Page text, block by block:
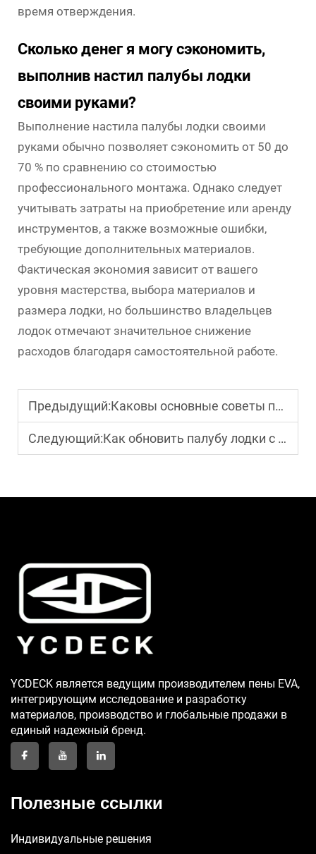
время отверждения.
Сколько денег я могу сэкономить,
выполнив настил палубы лодки
своими руками?
Выполнение настила палубы лодки своими
руками обычно позволяет сэкономить от 50 до
70 % по сравнению со стоимостью
профессионального монтажа. Однако следует
учитывать затраты на приобретение или аренду
инструментов, а также возможные ошибки,
требующие дополнительных материалов.
Фактическая экономия зависит от вашего
уровня мастерства, выбора материалов и
размера лодки, но большинство владельцев
лодок отмечают значительное снижение
расходов благодаря самостоятельной работе.
Предыдущий:Каковы основные советы по обеспечению долговечности самостоятельного ухода за палубой лодки?
Следующий:Как обновить палубу лодки с помощью наборов из ЕВА-пены: полное руководство по самостоятельной установке
YCDECK является ведущим производителем пены EVA,
интегрирующим исследование и разработку
материалов, производство и глобальные продажи в
единый надежный бренд.
Полезные ссылки
Индивидуальные решения